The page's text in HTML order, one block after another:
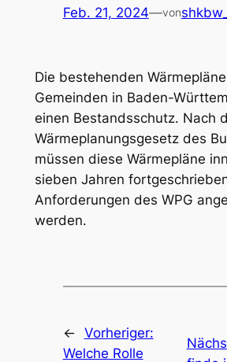
Feb. 21, 2024—von
Die bestehenden
Gemeinden in Baden-
einen Bestandsschutz. Nach
Wärmeplanungsgesetz des
müssen diese Wärmepläne
sieben Jahren
Anforderungen des WPG
werden.
← Vorheriger:
Welche Rolle